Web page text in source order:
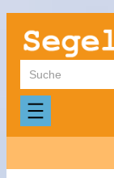
Zum
Inhalt
springen
Suchen